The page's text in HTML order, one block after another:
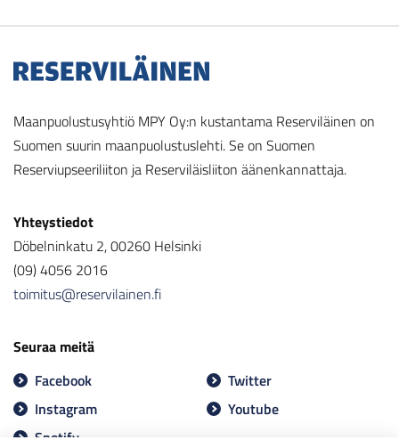
Maanpuolustusyhtiö MPY Oy:n kustantama Reserviläinen on
Suomen suurin maanpuolustuslehti. Se on Suomen
Reserviupseeriliiton ja Reserviläisliiton äänenkannattaja.
Yhteystiedot
Döbelninkatu 2, 00260 Helsinki
(09) 4056 2016
toimitus@reservilainen.fi
Seuraa meitä
Facebook
Twitter
Instagram
Youtube
Spotify